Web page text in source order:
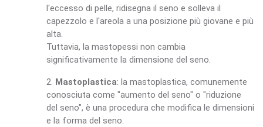
l'eccesso di pelle, ridisegna il seno e solleva il
capezzolo e l'areola a una posizione più giovane e più
alta.
Tuttavia, la mastopessi non cambia
significativamente la dimensione del seno.
2. Mastoplastica: la mastoplastica, comunemente
conosciuta come "aumento del seno" o "riduzione
del seno", è una procedura che modifica le dimensioni
e la forma del seno.